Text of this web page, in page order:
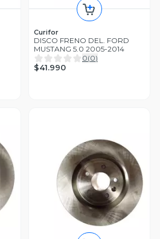
Curifor
DISCO FRENO DEL. FORD
MUSTANG 5.0 2005-2014
0(0)
$41.990